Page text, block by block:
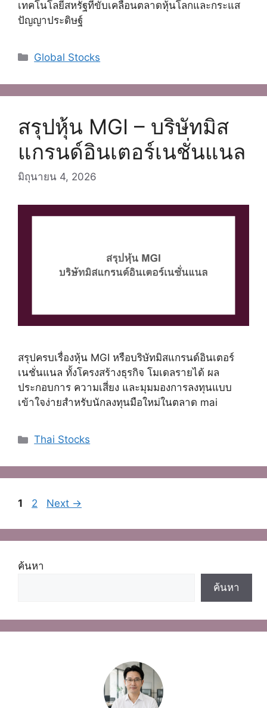
เทคโนโลยีสหรัฐที่ขับเคลื่อนตลาดหุ้นโลกและกระแส
ปัญญาประดิษฐ์
Categories
Global Stocks
สรุปหุ้น MGI – บริษัทมิส
แกรนด์อินเตอร์เนชั่นแนล
มิถุนายน 4, 2026
สรุปครบเรื่องหุ้น MGI หรือบริษัทมิสแกรนด์อินเตอร์
เนชั่นแนล ทั้งโครงสร้างธุรกิจ โมเดลรายได้ ผล
ประกอบการ ความเสี่ยง และมุมมองการลงทุนแบบ
เข้าใจง่ายสำหรับนักลงทุนมือใหม่ในตลาด mai
Categories
Thai Stocks
Page
1 Page
2 Next →
ค้นหา
ค้นหา